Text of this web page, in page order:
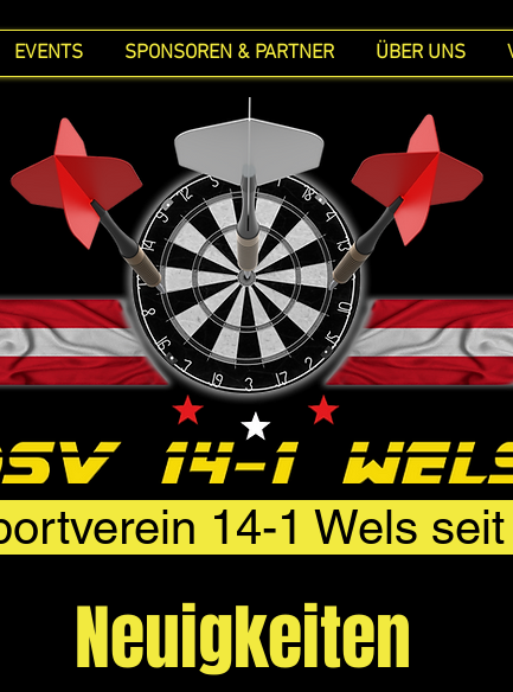
EVENTS SPONSOREN & PARTNER ÜBER UNS
14-1 Wels
Neuigkeiten